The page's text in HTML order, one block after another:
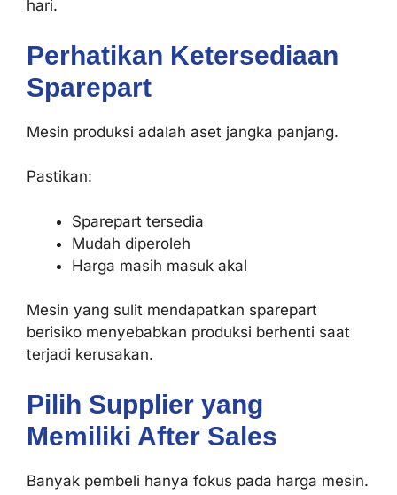
hari.
Perhatikan Ketersediaan
Sparepart
Mesin produksi adalah aset jangka panjang.
Pastikan:
Sparepart tersedia
Mudah diperoleh
Harga masih masuk akal
Mesin yang sulit mendapatkan sparepart
berisiko menyebabkan produksi berhenti saat
terjadi kerusakan.
Pilih Supplier yang
Memiliki After Sales
Banyak pembeli hanya fokus pada harga mesin.